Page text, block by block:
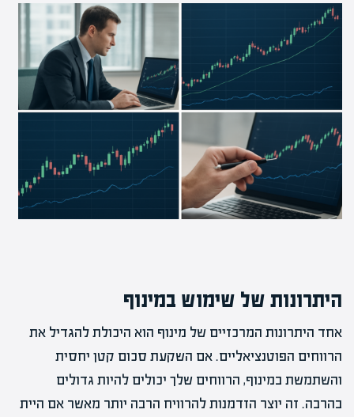
היתרונות של שימוש במינוף
אחד היתרונות המרכזיים של מינוף הוא היכולת להגדיל את
הרווחים הפוטנציאליים. אם השקעת סכום קטן יחסית
והשתמשת במינוף, הרווחים שלך יכולים להיות גדולים
בהרבה. זה יוצר הזדמנות להרוויח הרבה יותר מאשר אם היית